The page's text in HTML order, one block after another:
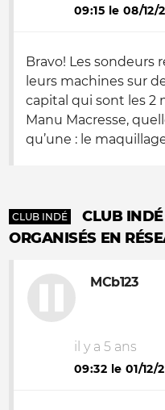
09:15 le 08/12/
Bravo! Les sondeurs
leurs machines sur
capital qui sont les 2
Manu Macresse,
qu’une : le
CLUB INDÉ
CLUB
ORGANISÉS EN
MCb123
il y a 5 ans
09:32 le 01/12/